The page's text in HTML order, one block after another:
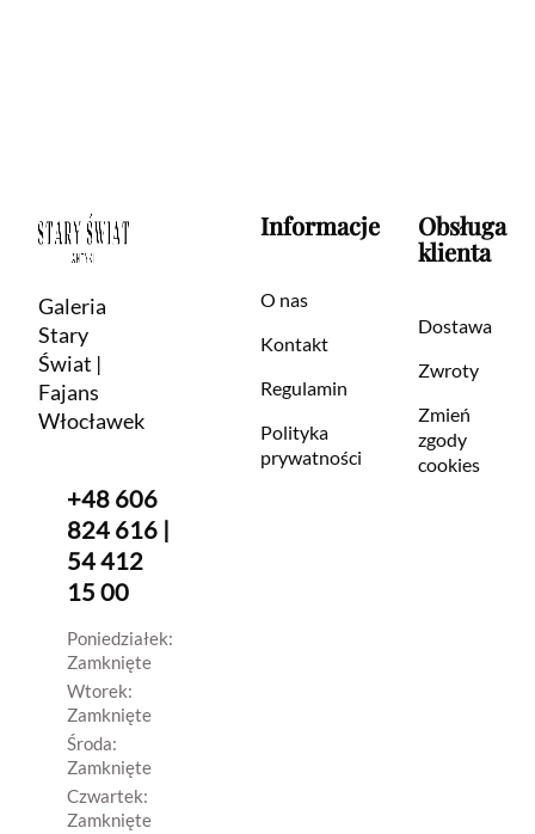
Galeria
Stary
Świat |
Fajans
Włocławek
+48 606
824 616 |
54 412
15 00
Poniedziałek:
Zamknięte
Wtorek:
Zamknięte
Środa:
Zamknięte
Czwartek:
Zamknięte
Informacje
O nas
Kontakt
Regulamin
Polityka
prywatności
Obsługa
klienta
Dostawa
Zwroty
Zmień
zgody
cookies